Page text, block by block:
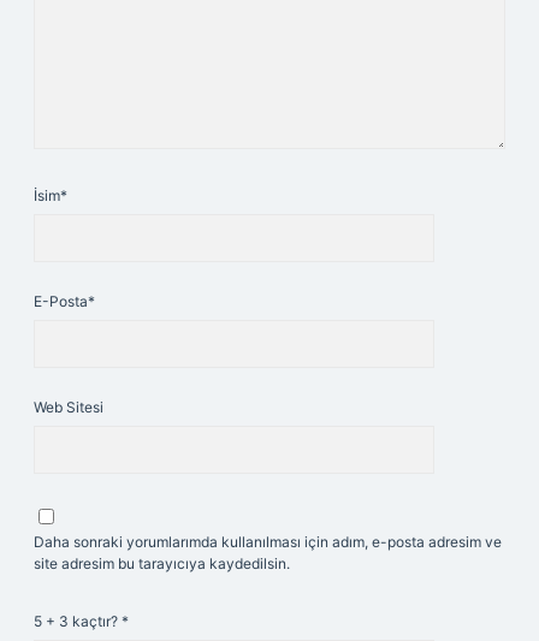
İsim*
E-Posta*
Web Sitesi
Daha sonraki yorumlarımda kullanılması için adım, e-posta adresim ve
site adresim bu tarayıcıya kaydedilsin.
5 + 3 kaçtır? *